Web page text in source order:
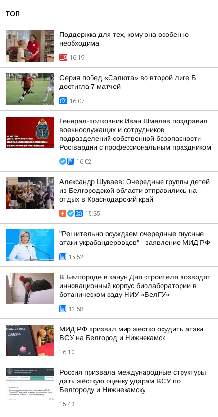
ТОП
Поддержка для тех, кому она особенно
необходима
16:19
Серия побед «Салюта» во второй лиге Б
достигла 7 матчей
16:07
Генерал-полковник Иван Шмелев поздравил
военнослужащих и сотрудников
подразделений собственной безопасности
Росгвардии с профессиональным праздником
16:02
Александр Шуваев: Очередные группы детей
из Белгородской области отправились на
отдых в Краснодарский край
15:35
"Решительно осуждаем очередные гнусные
атаки украбандеровцев" - заявление МИД РФ
15:52
В Белгороде в канун Дня строителя возводят
инновационный корпус биолаборатории в
ботаническом саду НИУ «БелГУ»
12:58
МИД РФ призвал мир жестко осудить атаки
ВСУ на Белгород и Нижнекамск
16:10
Россия призвала международные структуры
дать жёсткую оценку ударам ВСУ по
Белгороду и Нижнекамску
15:43